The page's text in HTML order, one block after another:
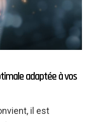
adaptée à vos
il est